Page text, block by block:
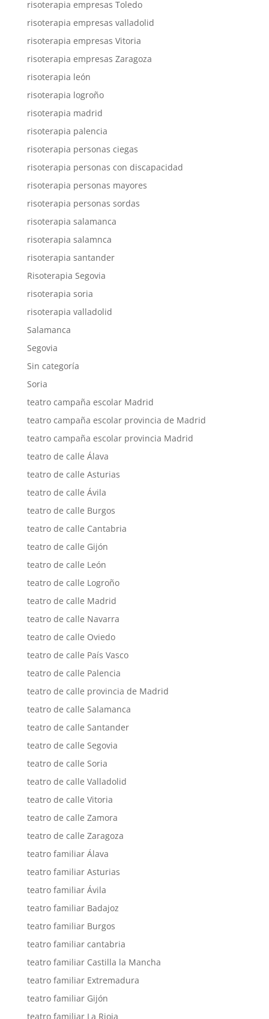
risoterapia empresas Toledo
risoterapia empresas valladolid
risoterapia empresas Vitoria
risoterapia empresas Zaragoza
risoterapia león
risoterapia logroño
risoterapia madrid
risoterapia palencia
risoterapia personas ciegas
risoterapia personas con discapacidad
risoterapia personas mayores
risoterapia personas sordas
risoterapia salamanca
risoterapia salamnca
risoterapia santander
Risoterapia Segovia
risoterapia soria
risoterapia valladolid
Salamanca
Segovia
Sin categoría
Soria
teatro campaña escolar Madrid
teatro campaña escolar provincia de Madrid
teatro campaña escolar provincia Madrid
teatro de calle Álava
teatro de calle Asturias
teatro de calle Ávila
teatro de calle Burgos
teatro de calle Cantabria
teatro de calle Gijón
teatro de calle León
teatro de calle Logroño
teatro de calle Madrid
teatro de calle Navarra
teatro de calle Oviedo
teatro de calle País Vasco
teatro de calle Palencia
teatro de calle provincia de Madrid
teatro de calle Salamanca
teatro de calle Santander
teatro de calle Segovia
teatro de calle Soria
teatro de calle Valladolid
teatro de calle Vitoria
teatro de calle Zamora
teatro de calle Zaragoza
teatro familiar Álava
teatro familiar Asturias
teatro familiar Ávila
teatro familiar Badajoz
teatro familiar Burgos
teatro familiar cantabria
teatro familiar Castilla la Mancha
teatro familiar Extremadura
teatro familiar Gijón
teatro familiar La Rioja